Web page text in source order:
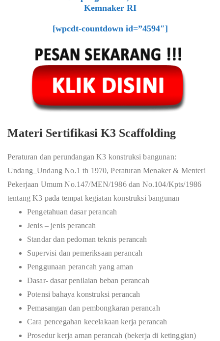
Kemnaker RI
[wpcdt-countdown id=”4594″]
Materi Sertifikasi K3 Scaffolding
Peraturan dan perundangan K3 konstruksi bangunan:
Undang_Undang No.1 th 1970, Peraturan Menaker & Menteri
Pekerjaan Umum No.147/MEN/1986 dan No.104/Kpts/1986
tentang K3 pada tempat kegiatan konstruksi bangunan
Pengetahuan dasar perancah
Jenis – jenis perancah
Standar dan pedoman teknis perancah
Supervisi dan pemeriksaan perancah
Penggunaan perancah yang aman
Dasar- dasar penilaian beban perancah
Potensi bahaya konstruksi perancah
Pemasangan dan pembongkaran perancah
Cara pencegahan kecelakaan kerja perancah
Prosedur kerja aman perancah (bekerja di ketinggian)